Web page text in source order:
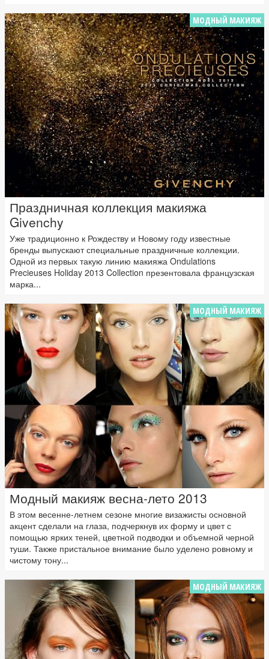
МОДНЫЙ МАКИЯЖ
Праздничная коллекция макияжа
Givenchy
Уже традиционно к Рождеству и Новому году известные
бренды выпускают специальные праздничные коллекции.
Одной из первых такую линию макияжа Ondulations
Precieuses Holiday 2013 Collection презентовала французская
марка...
МОДНЫЙ МАКИЯЖ
Модный макияж весна-лето 2013
В этом весенне-летнем сезоне многие визажисты основной
акцент сделали на глаза, подчеркнув их форму и цвет с
помощью ярких теней, цветной подводки и объемной черной
туши. Также пристальное внимание было уделено ровному и
чистому тону...
МОДНЫЙ МАКИЯЖ